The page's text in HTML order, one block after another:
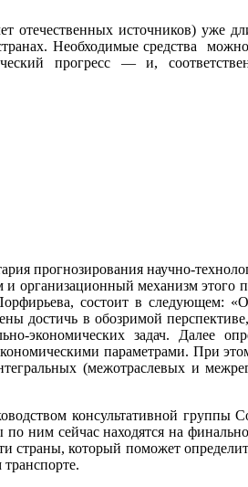
отечественных источников) уже
Необходимые средства
прогресс ― и,
прогнозирования научно-
механизм этого
состоит в следующем:
достичь в обозримой
экономических задач. Далее
параметрами. При
(межотраслевых и
консультативной
ним сейчас находятся на
страны, который поможет